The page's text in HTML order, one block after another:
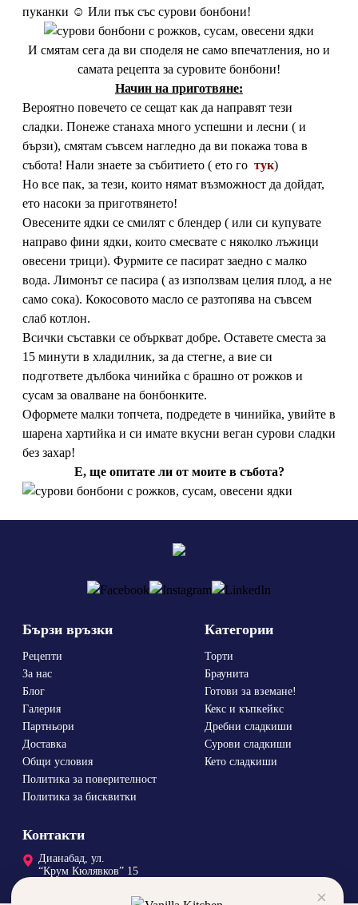
пуканки ☺ Или пък със сурови бонбони!
И смятам сега да ви споделя не само впечатления, но и
самата рецепта за суровите бонбони!
Начин на приготвяне:
Вероятно повечето се сещат как да направят тези
сладки. Понеже станаха много успешни и лесни ( и
бързи), смятам съвсем нагледно да ви покажа това в
събота! Нали знаете за събитието ( ето го тук)
Но все пак, за тези, които нямат възможност да дойдат,
ето насоки за приготвянето!
Овесените ядки се смилят с блендер ( или си купувате
направо фини ядки, които смесвате с няколко лъжици
овесени трици). Фурмите се пасират заедно с малко
вода. Лимонът се пасира ( аз използвам целия плод, а не
само сока). Кокосовото масло се разтопява на съвсем
слаб котлон.
Всички съставки се объркват добре. Оставете сместа за
15 минути в хладилник, за да стегне, а вие си
подгответе дълбока чинийка с брашно от рожков и
сусам за овалване на бонбонките.
Оформете малки топчета, подредете в чинийка, увийте в
шарена хартийка и си имате вкусни веган сурови сладки
без захар!
Е, ще опитате ли от моите в събота?
Бързи връзки
Рецепти
За нас
Блог
Галерия
Партньори
Доставка
Общи условия
Политика за поверителност
Политика за бисквитки
Категории
Торти
Браунита
Готови за вземане!
Кекс и къпкейкс
Дребни сладкиши
Сурови сладкиши
Кето сладкиши
Контакти
Дианабад, ул.
“Крум Кюлявков” 15
×